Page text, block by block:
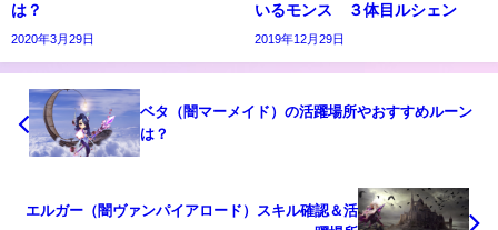
は？
2020年3月29日
いるモンス ３体目ルシェン
2019年12月29日
ベタ（闇マーメイド）の活躍場所やおすすめルーン
は？
エルガー（闇ヴァンパイアロード）スキル確認＆活